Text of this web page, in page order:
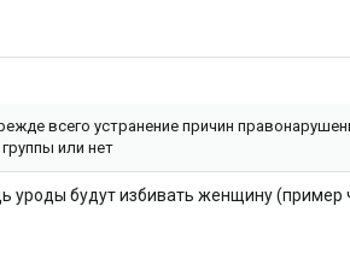
всего устранение причин
или нет
уроды будут избивать женщину